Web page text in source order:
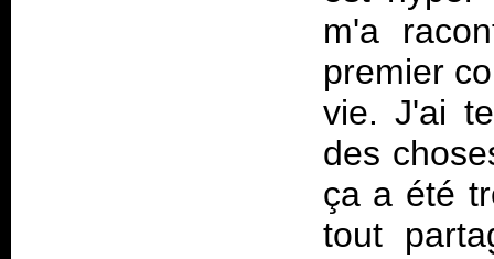
m'a
premier
vie. J'ai
des
ça a été
tout